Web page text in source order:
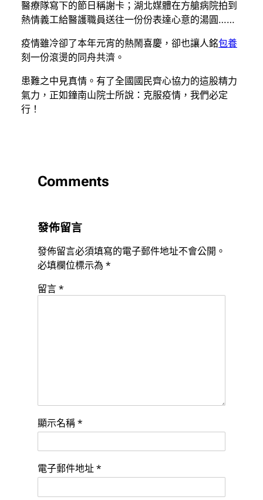
醫療隊寫下的節日稱謝卡；湖北媒體在方艙病院拍到
熱情義工給醫護職員送往一份份表達心意的湯圓……
疫情雖冷卻了本年元宵的熱鬧喜慶，卻也讓人銘包養
刻一份滾燙的同舟共濟。
患難之中見真情。有了全國國民齊心協力的這股精力
氣力，正如鐘南山院士所說：克服疫情，我們必定
行！
Comments
發佈留言
發佈留言必須填寫的電子郵件地址不會公開。
必填欄位標示為 *
留言 *
顯示名稱 *
電子郵件地址 *